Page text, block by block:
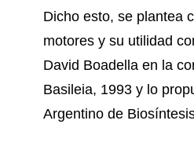
Dicho esto, se plantea
motores y su utilidad
David Boadella en la
Basileia, 1993 y lo
Argentino de